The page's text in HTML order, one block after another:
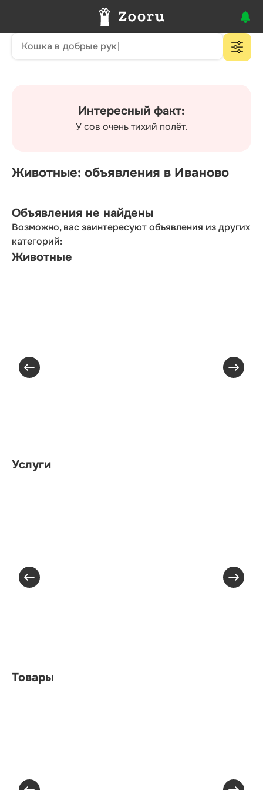
Интересный факт:
У сов очень тихий полёт.
Животные: объявления в Иваново
Объявления не найдены
Возможно, вас заинтересуют объявления из других
категорий:
Животные
Услуги
Товары